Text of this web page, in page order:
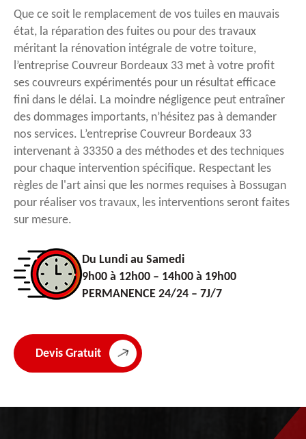
Que ce soit le remplacement de vos tuiles en mauvais
état, la réparation des fuites ou pour des travaux
méritant la rénovation intégrale de votre toiture,
l’entreprise Couvreur Bordeaux 33 met à votre profit
ses couvreurs expérimentés pour un résultat efficace
fini dans le délai. La moindre négligence peut entraîner
des dommages importants, n’hésitez pas à demander
nos services. L’entreprise Couvreur Bordeaux 33
intervenant à 33350 a des méthodes et des techniques
pour chaque intervention spécifique. Respectant les
règles de l'art ainsi que les normes requises à Bossugan
pour réaliser vos travaux, les interventions seront faites
sur mesure.
Du Lundi au Samedi
9h00 à 12h00 – 14h00 à 19h00
PERMANENCE 24/24 – 7J/7
Devis Gratuit